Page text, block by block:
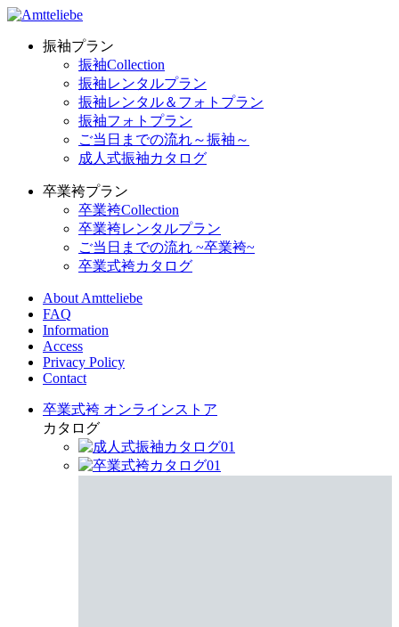
振袖プラン
振袖Collection
振袖レンタルプラン
振袖レンタル＆フォトプラン
振袖フォトプラン
ご当日までの流れ～振袖～
成人式振袖カタログ
卒業袴プラン
卒業袴Collection
卒業袴レンタルプラン
ご当日までの流れ ~卒業袴~
卒業式袴カタログ
About Amtteliebe
FAQ
Information
Access
Privacy Policy
Contact
卒業式袴 オンラインストア
カタログ